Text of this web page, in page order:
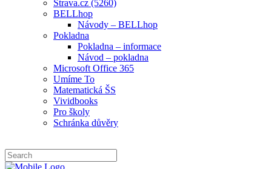
Strava.cz (5260)
BELLhop
Návody – BELLhop
Pokladna
Pokladna – informace
Návod – pokladna
Microsoft Office 365
Umíme To
Matematická ŠS
Vividbooks
Pro školy
Schránka důvěry